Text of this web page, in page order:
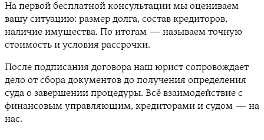
На первой бесплатной консультации мы оцениваем
вашу ситуацию: размер долга, состав кредиторов,
наличие имущества. По итогам — называем точную
стоимость и условия рассрочки.
После подписания договора наш юрист сопровождает
дело от сбора документов до получения определения
суда о завершении процедуры. Всё взаимодействие с
финансовым управляющим, кредиторами и судом — на
нас.